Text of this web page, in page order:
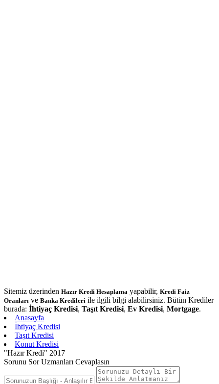
Sitemiz üzerinden Hazır Kredi Hesaplama yapabilir, Kredi Faiz
Oranları ve Banka Kredileri ile ilgili bilgi alabilirsiniz. Bütün Krediler
burada: İhtiyaç Kredisi, Taşıt Kredisi, Ev Kredisi, Mortgage.
Anasayfa
İhtiyaç Kredisi
Taşıt Kredisi
Konut Kredisi
"Hazır Kredi" 2017
Sorunu Sor Uzmanları Cevaplasın